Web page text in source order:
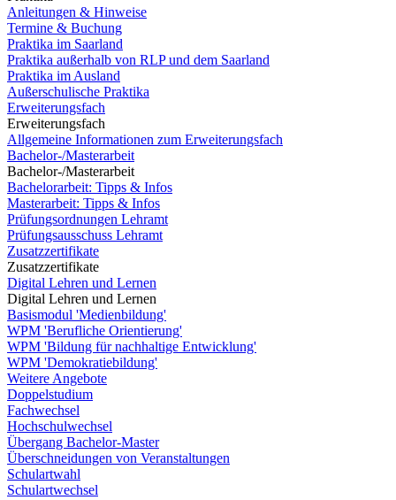
Anleitungen & Hinweise
Termine & Buchung
Praktika im Saarland
Praktika außerhalb von RLP und dem Saarland
Praktika im Ausland
Außerschulische Praktika
Erweiterungsfach
Erweiterungsfach
Allgemeine Informationen zum Erweiterungsfach
Bachelor-/Masterarbeit
Bachelor-/Masterarbeit
Bachelorarbeit: Tipps & Infos
Masterarbeit: Tipps & Infos
Prüfungsordnungen Lehramt
Prüfungsausschuss Lehramt
Zusatzzertifikate
Zusatzzertifikate
Digital Lehren und Lernen
Digital Lehren und Lernen
Basismodul 'Medienbildung'
WPM 'Berufliche Orientierung'
WPM 'Bildung für nachhaltige Entwicklung'
WPM 'Demokratiebildung'
Weitere Angebote
Doppelstudium
Fachwechsel
Hochschulwechsel
Übergang Bachelor-Master
Überschneidungen von Veranstaltungen
Schulartwahl
Schulartwechsel